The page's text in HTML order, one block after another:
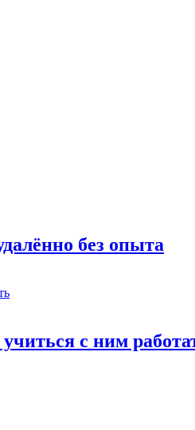
без опыта
с ним